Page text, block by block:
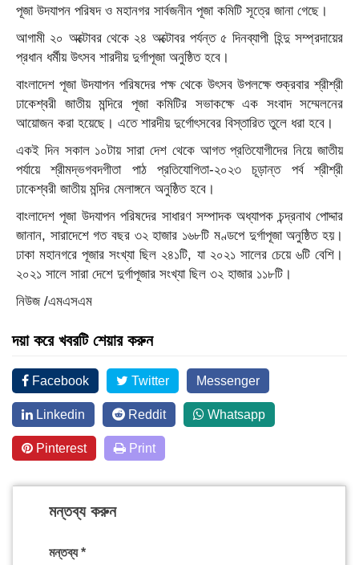
পূজা উদযাপন পরিষদ ও মহানগর সার্বজনীন পূজা কমিটি সূত্রে জানা গেছে।
আগামী ২০ অক্টোবর থেকে ২৪ অক্টোবর পর্যন্ত ৫ দিনব্যাপী হিন্দু সম্প্রদায়ের
প্রধান ধর্মীয় উৎসব শারদীয় দুর্গাপূজা অনুষ্ঠিত হবে।
বাংলাদেশ পূজা উদযাপন পরিষদের পক্ষ থেকে উৎসব উপলক্ষে শুক্রবার শ্রীশ্রী
ঢাকেশ্বরী জাতীয় মন্দিরে পূজা কমিটির সভাকক্ষে এক সংবাদ সম্মেলনের
আয়োজন করা হয়েছে। এতে শারদীয় দুর্গোৎসবের বিস্তারিত তুলে ধরা হবে।
একই দিন সকাল ১০টায় সারা দেশ থেকে আগত প্রতিযোগীদের নিয়ে জাতীয়
পর্যায়ে শ্রীমদ্ভগবদগীতা পাঠ প্রতিযোগিতা-২০২৩ চূড়ান্ত পর্ব শ্রীশ্রী
ঢাকেশ্বরী জাতীয় মন্দির মেলাঙ্গনে অনুষ্ঠিত হবে।
বাংলাদেশ পূজা উদযাপন পরিষদের সাধারণ সম্পাদক অধ্যাপক চন্দ্রনাথ পোদ্দার
জানান, সারাদেশে গত বছর ৩২ হাজার ১৬৮টি মণ্ডপে দুর্গাপূজা অনুষ্ঠিত হয়।
ঢাকা মহানগরে পূজার সংখ্যা ছিল ২৪১টি, যা ২০২১ সালের চেয়ে ৬টি বেশি।
২০২১ সালে সারা দেশে দুর্গাপূজার সংখ্যা ছিল ৩২ হাজার ১১৮টি।
নিউজ /এমএসএম
দয়া করে খবরটি শেয়ার করুন
Facebook Twitter Messenger
Linkedin Reddit Whatsapp
Pinterest Print
মন্তব্য করুন
মন্তব্য*